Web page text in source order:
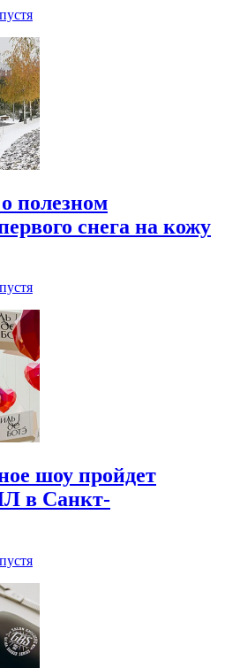
полезном
снега на кожу
шоу пройдет
в Санкт-